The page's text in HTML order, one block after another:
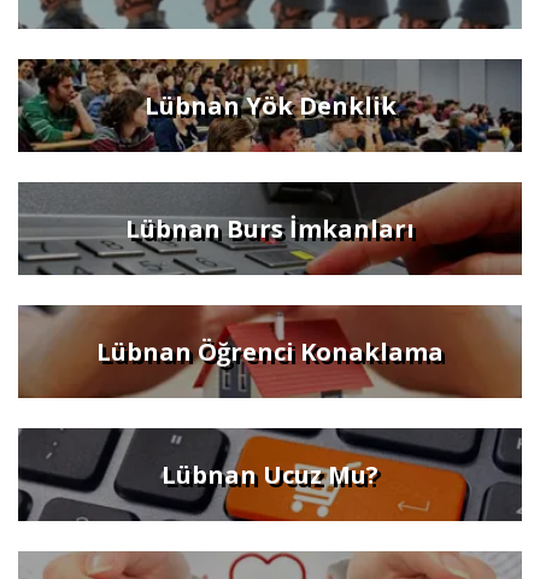
Lübnan Yök Denklik
Lübnan Burs İmkanları
Lübnan Öğrenci Konaklama
Lübnan Ucuz Mu?